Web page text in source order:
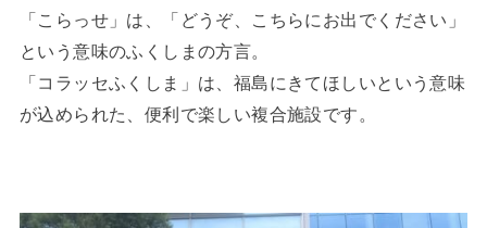
「こらっせ」は、「どうぞ、こちらにお出でください」
という意味のふくしまの方言。
「コラッセふくしま」は、福島にきてほしいという意味
が込められた、便利で楽しい複合施設です。